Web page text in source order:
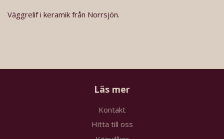
Väggrelif i keramik från Norrsjön.
Läs mer
Kontakt
Hitta till oss